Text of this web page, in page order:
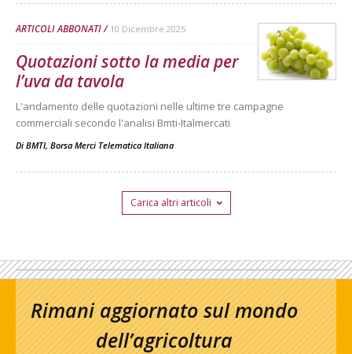
ARTICOLI ABBONATI 10 Dicembre 2025
Quotazioni sotto la media per
l’uva da tavola
L'andamento delle quotazioni nelle ultime tre campagne
commerciali secondo l'analisi Bmti-Italmercati
Di BMTI, Borsa Merci Telematica Italiana
Carica altri articoli
Rimani aggiornato sul mondo
dell’agricoltura